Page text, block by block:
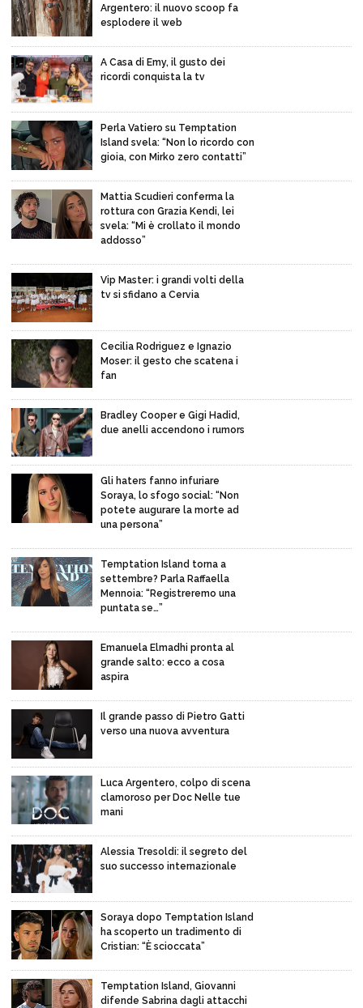
Argentero: il nuovo scoop fa
esplodere il web
A Casa di Emy, il gusto dei
ricordi conquista la tv
Perla Vatiero su Temptation
Island svela: “Non lo ricordo con
gioia, con Mirko zero contatti”
Mattia Scudieri conferma la
rottura con Grazia Kendi, lei
svela: “Mi è crollato il mondo
addosso”
Vip Master: i grandi volti della
tv si sfidano a Cervia
Cecilia Rodriguez e Ignazio
Moser: il gesto che scatena i
fan
Bradley Cooper e Gigi Hadid,
due anelli accendono i rumors
Gli haters fanno infuriare
Soraya, lo sfogo social: “Non
potete augurare la morte ad
una persona”
Temptation Island torna a
settembre? Parla Raffaella
Mennoia: “Registreremo una
puntata se…”
Emanuela Elmadhi pronta al
grande salto: ecco a cosa
aspira
Il grande passo di Pietro Gatti
verso una nuova avventura
Luca Argentero, colpo di scena
clamoroso per Doc Nelle tue
mani
Alessia Tresoldi: il segreto del
suo successo internazionale
Soraya dopo Temptation Island
ha scoperto un tradimento di
Cristian: “È scioccata”
Temptation Island, Giovanni
difende Sabrina dagli attacchi